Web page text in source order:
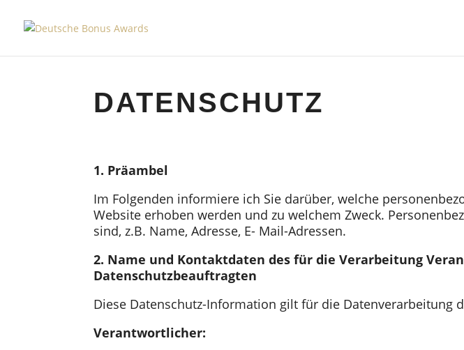
DATENSCHUTZ
1. Präambel
Im Folgenden informiere ich Sie darüber, welche
Website erhoben werden und zu welchem Zweck.
sind, z.B. Name, Adresse, E- Mail-Adressen.
2. Name und Kontaktdaten des für die Verarbeitung
Datenschutzbeauftragten
Diese Datenschutz-Information gilt für die Datenverarbeitung
Verantwortlicher: